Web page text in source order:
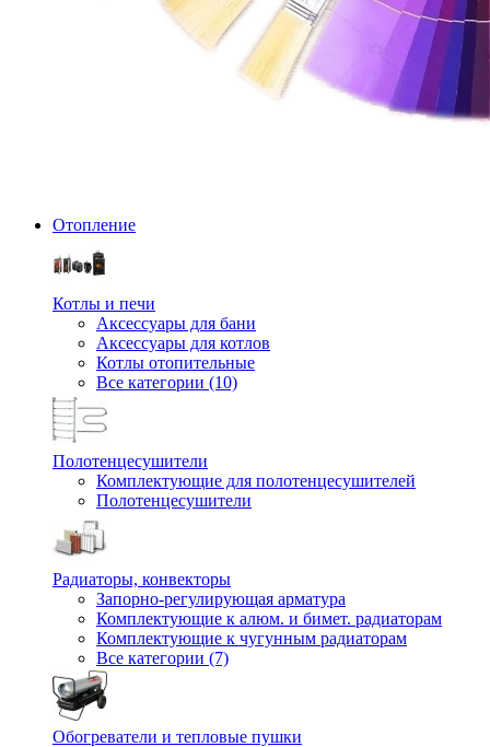
Отопление
Котлы и печи
Аксессуары для бани
Аксессуары для котлов
Котлы отопительные
Все категории (10)
Полотенцесушители
Комплектующие для полотенцесушителей
Полотенцесушители
Радиаторы, конвекторы
Запорно-регулирующая арматура
Комплектующие к алюм. и бимет. радиаторам
Комплектующие к чугунным радиаторам
Все категории (7)
Обогреватели и тепловые пушки